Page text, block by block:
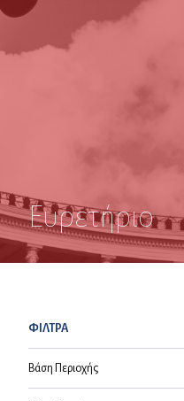
Ευρετήριο
ΦΙΛΤΡΑ
Βάση Περιοχής